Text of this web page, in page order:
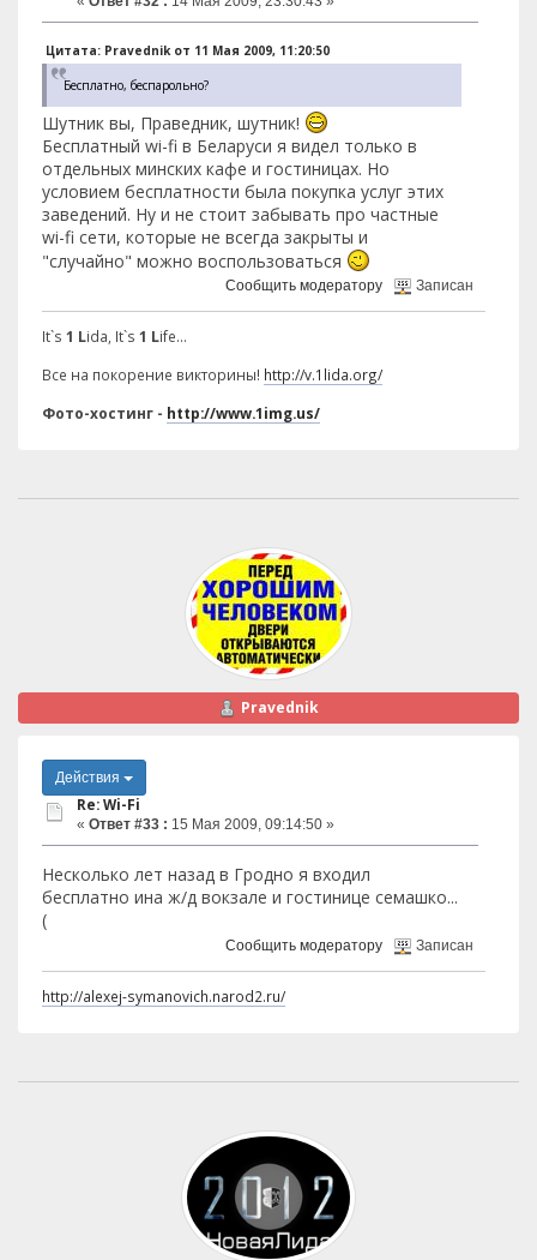
Цитата: Pravednik от 11 Мая 2009, 11:20:50
Бесплатно, беспарольно?
Шутник вы, Праведник, шутник!
Бесплатный wi-fi в Беларуси я видел только в
отдельных минских кафе и гостиницах. Но
условием бесплатности была покупка услуг этих
заведений. Ну и не стоит забывать про частные
wi-fi сети, которые не всегда закрыты и
"случайно" можно воспользоваться
Сообщить модератору Записан
It`s 1 Lida, It`s 1 Life...
Все на покорение викторины! http://v.1lida.org/
Фото-хостинг - http://www.1img.us/
Pravednik
Действия
Re: Wi-Fi
« Ответ #33 : 15 Мая 2009, 09:14:50 »
Несколько лет назад в Гродно я входил
бесплатно ина ж/д вокзале и гостинице семашко...
(
Сообщить модератору Записан
http://alexej-symanovich.narod2.ru/